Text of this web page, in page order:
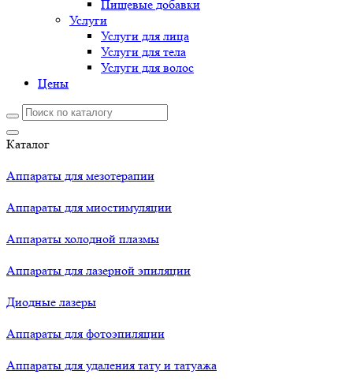
Пищевые добавки
Услуги
Услуги для лица
Услуги для тела
Услуги для волос
Цены
Каталог
Аппараты для мезотерапии
Аппараты для миостимуляции
Аппараты холодной плазмы
Аппараты для лазерной эпиляции
Диодные лазеры
Аппараты для фотоэпиляции
Аппараты для удаления тату и татуажа